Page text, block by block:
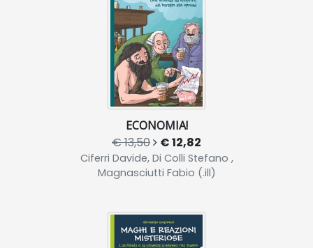
ECONOMIA!
€ 13,50 € 12,82
Ciferri Davide, Di Colli Stefano ,
Magnasciutti Fabio (.ill)